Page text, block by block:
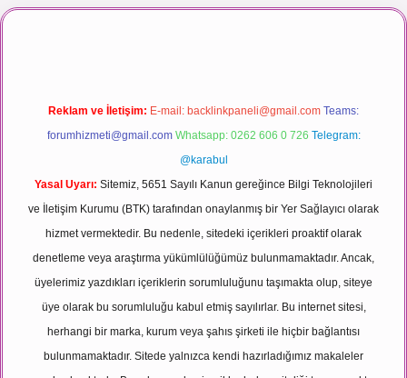
maç izle
Reklam ve İletişim: E-mail: backlinkpaneli@gmail.com Teams:
forumhizmeti@gmail.com Whatsapp: 0262 606 0 726 Telegram:
@karabul
Yasal Uyarı: Sitemiz, 5651 Sayılı Kanun gereğince Bilgi Teknolojileri
ve İletişim Kurumu (BTK) tarafından onaylanmış bir Yer Sağlayıcı olarak
hizmet vermektedir. Bu nedenle, sitedeki içerikleri proaktif olarak
denetleme veya araştırma yükümlülüğümüz bulunmamaktadır. Ancak,
üyelerimiz yazdıkları içeriklerin sorumluluğunu taşımakta olup, siteye
üye olarak bu sorumluluğu kabul etmiş sayılırlar. Bu internet sitesi,
herhangi bir marka, kurum veya şahıs şirketi ile hiçbir bağlantısı
bulunmamaktadır. Sitede yalnızca kendi hazırladığımız makaleler